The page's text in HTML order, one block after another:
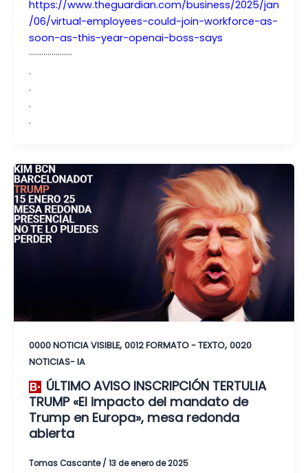
https://www.theguardian.com/business/2025/jan
/06/virtual-employees-could-join-workforce-as-
soon-as-this-year-openai-boss-says
·····················
.
.
.
.
0000 NOTICIA VISIBLE, 0012 FORMATO - TEXTO, 0020
NOTICIAS- IA
ÚLTIMO AVISO INSCRIPCIÓN TERTULIA
TRUMP «El impacto del mandato de
Trump en Europa», mesa redonda
abierta
Tomas Cascante/ 13 de enero de 2025